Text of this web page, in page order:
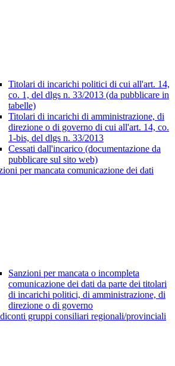
Titolari di incarichi politici di cui all'art. 14,
co. 1, del dlgs n. 33/2013 (da pubblicare in
tabelle)
Titolari di incarichi di amministrazione, di
direzione o di governo di cui all'art. 14, co.
1-bis, del dlgs n. 33/2013
Cessati dall'incarico (documentazione da
pubblicare sul sito web)
per mancata comunicazione dei dati
Sanzioni per mancata o incompleta
comunicazione dei dati da parte dei titolari
di incarichi politici, di amministrazione, di
direzione o di governo
gruppi consiliari regionali/provinciali